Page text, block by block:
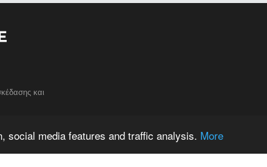
social media features and traffic analysis. More
και